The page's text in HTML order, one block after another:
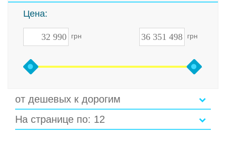
Цена:
грн грн
от дешевых к дорогим
На странице по: 12